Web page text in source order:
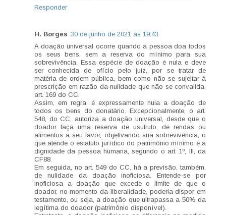
Responder
H. Borges 30 de junho de 2021 às 19:43
A doação universal ocorre quando a pessoa doa todos
os seus bens, sem a reserva do mínimo para sua
sobrevivência. Essa espécie de doação é nula e deve
ser conhecida de ofício pelo juiz, por se tratar de
matéria de ordem pública, bem como não se sujeitar à
prescrição em razão da nulidade que não se convalida,
art. 169 do CC.
Assim, em regra, é expressamente nula a doação de
todos os bens do donatário. Excepcionalmente, o art.
548, do CC, autoriza a doação universal, desde que o
doador faça uma reserva de usufruto, de rendas ou
alimentos a seu favor, objetivando sua sobrevivência, o
que atende o estatuto jurídico do patrimônio mínimo e a
dignidade da pessoa humana, segundo o art. 1º, III, da
CF88.
Em seguida, no art. 549 do CC, há a previsão, também,
de nulidade da doação inoficiosa. Entende-se por
inoficiosa a doação que excede o limite de que o
doador, no momento da liberalidade, poderia dispor em
testamento, ou seja, a doação que ultrapassa a 50% da
legítima do doador (patrimônio disponível).